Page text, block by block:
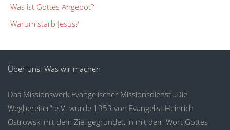
Was ist Gottes Angebot?
Warum starb Jesus?
Über uns: Was wir machen
Das Missionswerk Evangelischer Missionsdienst „Die
Wegbereiter“ e.V. wurde 1959 von Evangelist Heinrich
Ostrowski mit dem Ziel gegründet, in mit dem Wort Gottes